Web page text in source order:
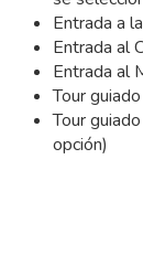
Entrada a
Entrada al
Entrada al
Tour
Tour
opción)